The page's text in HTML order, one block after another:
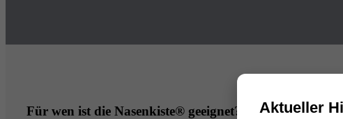
Für wen ist die Nasenkiste® geeignet? Aktueller